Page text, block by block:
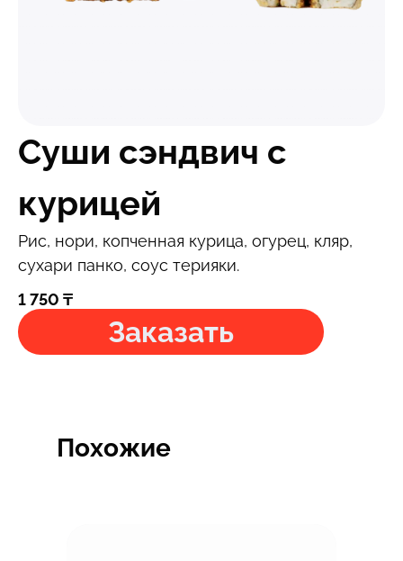
Суши сэндвич с
курицей
Рис, нори, копченная курица, огурец, кляр,
сухари панко, соус терияки.
1 750 ₸
Заказать
Похожие